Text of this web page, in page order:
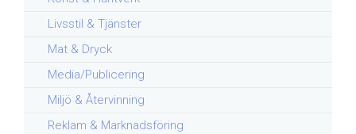
Livsstil & Tjänster
Mat & Dryck
Media/Publicering
Miljö & Återvinning
Reklam & Marknadsföring